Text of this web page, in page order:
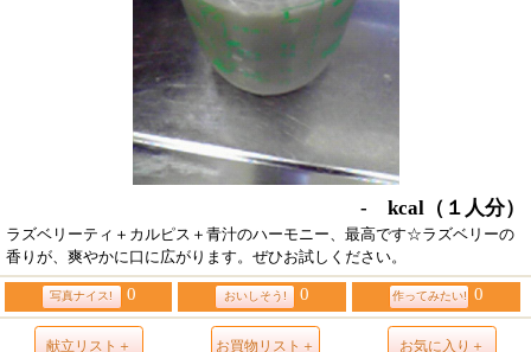
- kcal （１人分）
ラズベリーティ＋カルピス＋青汁のハーモニー、最高です☆ラズベリーの
香りが、爽やかに口に広がります。ぜひお試しください。
写真ナイス! 0 おいしそう! 0 作ってみたい! 0
献立リスト＋ お買物リスト＋ お気に入り＋